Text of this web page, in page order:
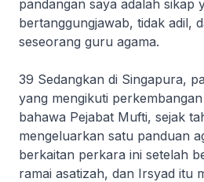
pandangan saya adalah sikap
bertanggungjawab, tidak adil,
seseorang guru agama.
39 Sedangkan di Singapura,
yang mengikuti
bahawa Pejabat Mufti, sejak
mengeluarkan satu panduan
berkaitan perkara ini setelah
ramai asatizah, dan Irsyad itu